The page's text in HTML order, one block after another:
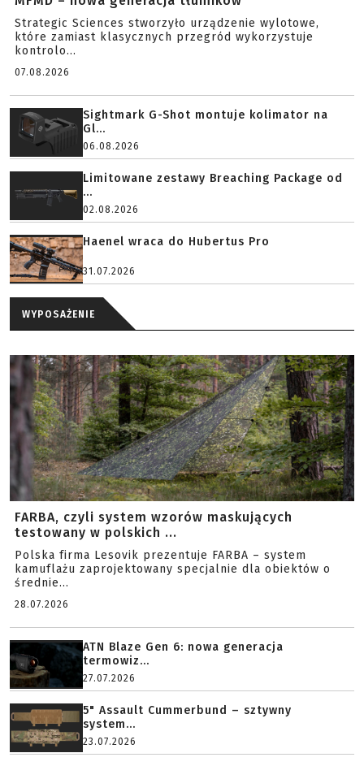
Strategic Sciences stworzyło urządzenie wylotowe,
które zamiast klasycznych przegród wykorzystuje
kontrolo...
07.08.2026
Sightmark G-Shot montuje kolimator na
Gl...
06.08.2026
Limitowane zestawy Breaching Package od
...
02.08.2026
Haenel wraca do Hubertus Pro
31.07.2026
WYPOSAŻENIE
FARBA, czyli system wzorów maskujących
testowany w polskich ...
Polska firma Lesovik prezentuje FARBA – system
kamuflażu zaprojektowany specjalnie dla obiektów o
średnie...
28.07.2026
ATN Blaze Gen 6: nowa generacja
termowiz...
27.07.2026
5" Assault Cummerbund – sztywny
system...
23.07.2026